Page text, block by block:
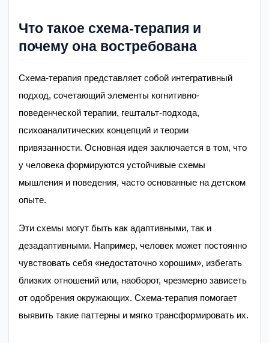
Что такое схема-терапия и
почему она востребована
Схема-терапия представляет собой интегративный
подход, сочетающий элементы когнитивно-
поведенческой терапии, гештальт-подхода,
психоаналитических концепций и теории
привязанности. Основная идея заключается в том, что
у человека формируются устойчивые схемы
мышления и поведения, часто основанные на детском
опыте.
Эти схемы могут быть как адаптивными, так и
дезадаптивными. Например, человек может постоянно
чувствовать себя «недостаточно хорошим», избегать
близких отношений или, наоборот, чрезмерно зависеть
от одобрения окружающих. Схема-терапия помогает
выявить такие паттерны и мягко трансформировать их.